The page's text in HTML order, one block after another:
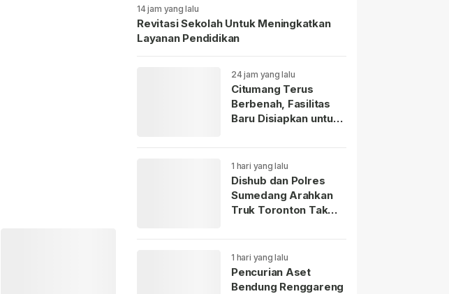
14 jam yang lalu
Revitasi Sekolah Untuk Meningkatkan
Layanan Pendidikan
24 jam yang lalu
Citumang Terus
Berbenah, Fasilitas
Baru Disiapkan untuk
1 hari yang lalu
Dishub dan Polres
Sumedang Arahkan
Truk Toronton Tak
1 hari yang lalu
Pencurian Aset
Bendung Renggareng